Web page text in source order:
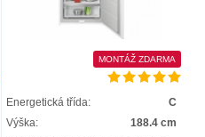
MONTÁŽ ZDARMA
Energetická třída:
C
Výška:
188.4 cm